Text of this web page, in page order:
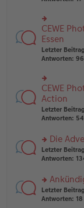
er
B
ei
tr
a
g
u
n
g
el
es
e
er
B
ei
tr
a
g
rs
te
r
u
n
el
es
e
n
er
tr
a
g
CEWE
Essen
Letzter
Antworten: 96
rs
te
r
u
n
el
es
e
B
ei
tr
CEWE
Action
Letzter
Antworten: 54
rs
te
n
g
el
Die
Letzter
Antworten:
rs
te
Letzter
Antworten: 18